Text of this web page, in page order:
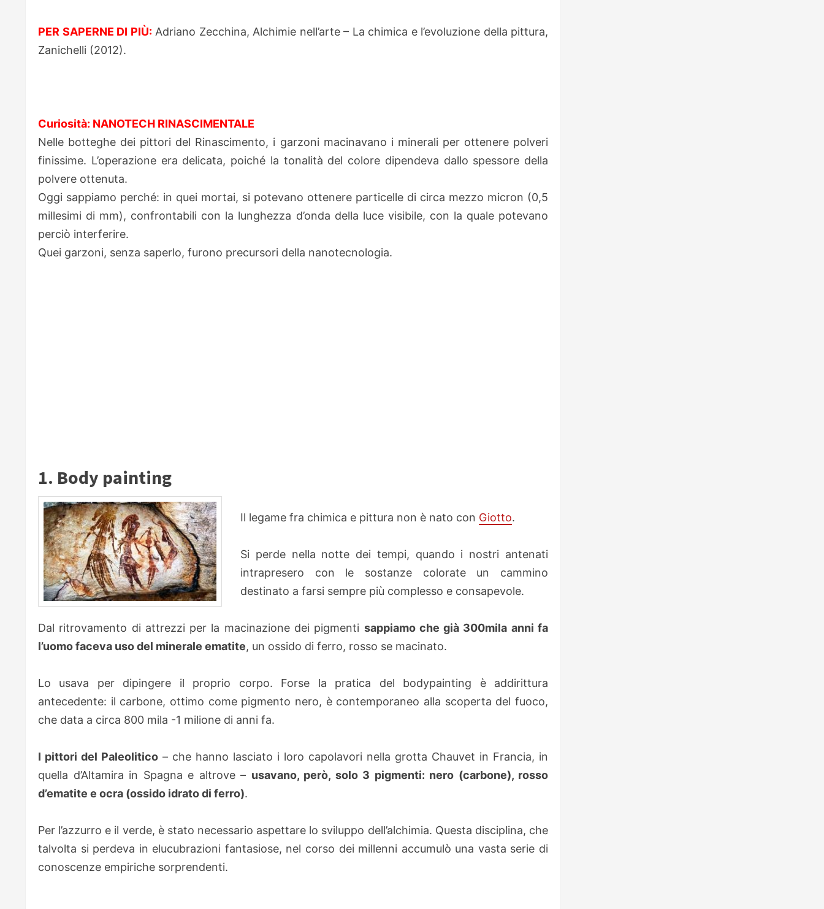
PER SAPERNE DI PIÙ:Adriano Zecchina, Alchimie nell’arte – La chimica e l’evoluzione della pittura,
Zanichelli (2012).
Curiosità: NANOTECH RINASCIMENTALE
Nelle botteghe dei pittori del Rinascimento, i garzoni macinavano i minerali per ottenere polveri
finissime. L’operazione era delicata, poiché la tonalità del colore dipendeva dallo spessore della
polvere ottenuta.
Oggi sappiamo perché: in quei mortai, si potevano ottenere particelle di circa mezzo micron (0,5
millesimi di mm), confrontabili con la lunghezza d’onda della luce visibile, con la quale potevano
perciò interferire.
Quei garzoni, senza saperlo, furono precursori della nanotecnologia.
1. Body painting
Il legame fra chimica e pittura non è nato con Giotto.
Si perde nella notte dei tempi, quando i nostri antenati
intrapresero con le sostanze colorate un cammino
destinato a farsi sempre più complesso e consapevole.
Dal ritrovamento di attrezzi per la macinazione dei pigmenti sappiamo che già 300mila anni fa
l’uomo faceva uso del minerale ematite, un ossido di ferro, rosso se macinato.
Lo usava per dipingere il proprio corpo. Forse la pratica del bodypainting è addirittura
antecedente: il carbone, ottimo come pigmento nero, è contemporaneo alla scoperta del fuoco,
che data a circa 800 mila -1 milione di anni fa.
I pittori del Paleolitico – che hanno lasciato i loro capolavori nella grotta Chauvet in Francia, in
quella d’Altamira in Spagna e altrove – usavano, però, solo 3 pigmenti: nero (carbone), rosso
d’ematite e ocra (ossido idrato di ferro).
Per l’azzurro e il verde, è stato necessario aspettare lo sviluppo dell’alchimia. Questa disciplina, che
talvolta si perdeva in elucubrazioni fantasiose, nel corso dei millenni accumulò una vasta serie di
conoscenze empiriche sorprendenti.